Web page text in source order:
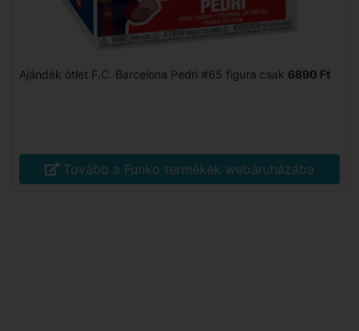
Ajándék ötlet F.C. Barcelona Pedri #65 figura csak 6890 Ft
Tovább a Funko termékek webáruházába